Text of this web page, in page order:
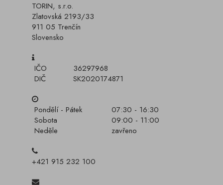
TORIN, s.r.o.
Zlatovská 2193/33
911 05 Trenčín
Slovensko
IČO
36297968
DIČ
SK2020174871
Pondělí - Pátek
07:30 - 16:30
Sobota
09:00 - 11:00
Neděle
zavřeno
+421 915 232 100